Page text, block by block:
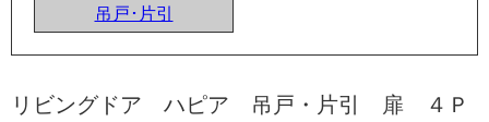
吊戸･片引
リビングドア ハピア 吊戸・片引 扉 ４Ｐ